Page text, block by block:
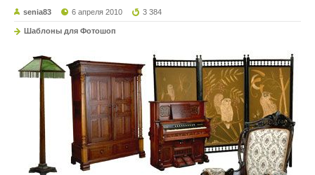
senia83 6 апреля 2010 3 384
Шаблоны для Фотошоп